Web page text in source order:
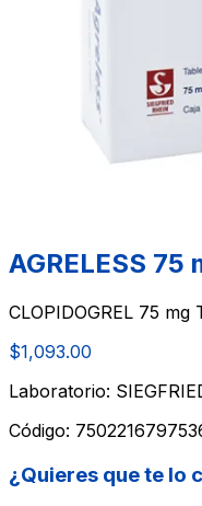
AGRELESS 75
CLOPIDOGREL 75 mg
$1,093.00
Laboratorio:
Código:
¿Quieres que te lo